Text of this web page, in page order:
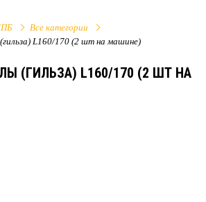
Все категории
L160/170 (2 шт на машине)
(ГИЛЬЗА) L160/170 (2 ШТ НА